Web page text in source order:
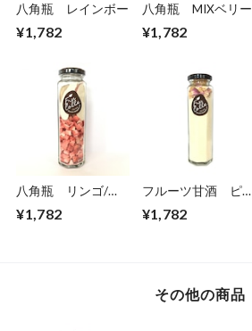
八角瓶 レインボー
¥1,782
八角瓶 MIXベリー
¥1,782
八角瓶 リンゴ/イ
¥1,782
フルーツ甘酒 ピー
¥1,782
その他の商品